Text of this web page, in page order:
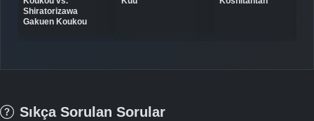
-Bölüm No:
Shiratorizawa
Gakuen Koukou
Sıkça Sorulan Sorular